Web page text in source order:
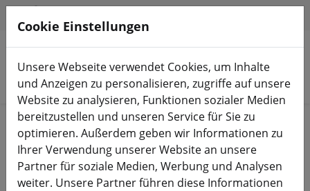
Produkte suchen
Start 3D Druck
Cookie Einstellungen
Unsere Webseite verwendet Cookies, um Inhalte
und Anzeigen zu personalisieren, zugriffe auf unsere
Website zu analysieren, Funktionen sozialer Medien
bereitzustellen und unseren Service für Sie zu
optimieren. Außerdem geben wir Informationen zu
Ihrer Verwendung unserer Website an unsere
Partner für soziale Medien, Werbung und Analysen
weiter. Unsere Partner führen diese Informationen